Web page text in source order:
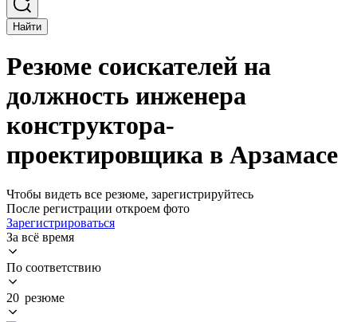
Найти
Резюме соискателей на
должность инженера
конструктора-
проектировщика в Арзамасе
Чтобы видеть все резюме, зарегистрируйтесь
После регистрации откроем фото
Зарегистрироваться
За всё время
По соответствию
20 резюме